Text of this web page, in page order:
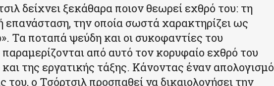
δείχνει ξεκάθαρα ποιον θεωρεί εχθρό του: τη
επανάσταση, την οποία σωστά χαρακτηρίζει ως
Τα ποταπά ψεύδη και οι συκοφαντίες του
παραμερίζονται από αυτό τον κορυφαίο εχθρό του
και της εργατικής τάξης. Κάνοντας έναν απολογισμό
του, ο Τσόρτσιλ προσπαθεί να δικαιολογήσει την